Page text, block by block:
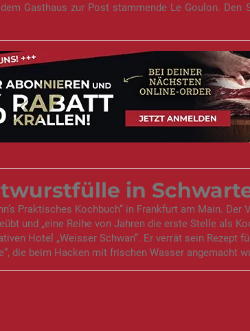
Gasthaus zur Post stammende Le Goulon. Den
in
Praktisches Kochbuch“ in Frankfurt am Main.
und „eine Reihe von Jahren die erste Stelle als
Hotel „Weisser Schwan“. Er verrät sein Rezept
die beim Hacken mit frischen Wasser angemacht